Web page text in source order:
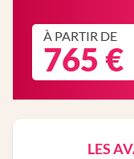
À PARTIR DE
765 €
LES